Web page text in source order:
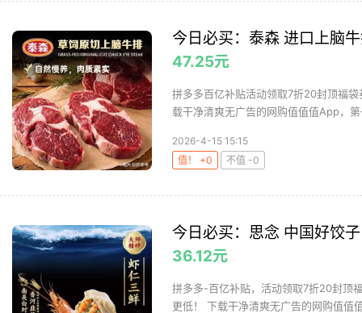
今日必买：泰森 进口上脑
47.25元
拼多多百亿补贴活动领取7折20封顶福
载干净清爽无广告的网购值值值App，
2026-4-15 15:15
值！ +0
不值 -0
今日必买：思念 中国好饺
36.12元
拼多多-百亿补贴，活动领取7折20封顶
更低！ 下载干净清爽无广告的网购值值